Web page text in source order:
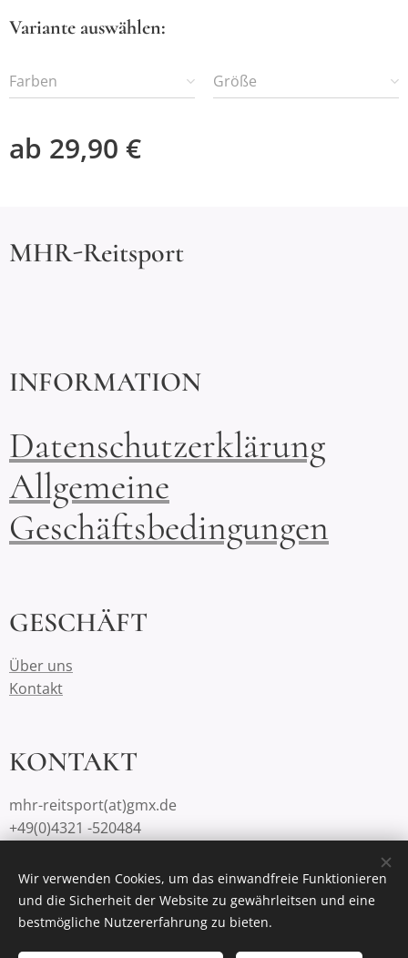
Variante auswählen:
Farben Größe
ab 29,90 €
MHR-Reitsport
INFORMATION
Datenschutzerklärung
Allgemeine
Geschäftsbedingungen
GESCHÄFT
Über uns
Kontakt
KONTAKT
mhr-reitsport(at)gmx.de
+49(0)4321 -520484
Unterstützt vonWebnode Cookies
Wir verwenden Cookies, um das einwandfreie Funktionieren
und die Sicherheit der Website zu gewährleitsen und eine
bestmögliche Nutzererfahrung zu bieten.